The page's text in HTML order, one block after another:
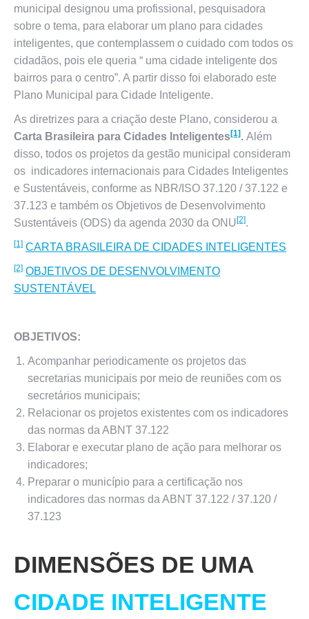
municipal designou uma profissional, pesquisadora
sobre o tema, para elaborar um plano para cidades
inteligentes, que contemplassem o cuidado com todos os
cidadãos, pois ele queria “ uma cidade inteligente dos
bairros para o centro”. A partir disso foi elaborado este
Plano Municipal para Cidade Inteligente.
As diretrizes para a criação deste Plano, considerou a
Carta Brasileira para Cidades Inteligentes[1] . Além
disso, todos os projetos da gestão municipal consideram
os indicadores internacionais para Cidades Inteligentes
e Sustentáveis, conforme as NBR/ISO 37.120 / 37.122 e
37.123 e também os Objetivos de Desenvolvimento
Sustentáveis (ODS) da agenda 2030 da ONU[2].
[1] CARTA BRASILEIRA DE CIDADES INTELIGENTES
[2] OBJETIVOS DE DESENVOLVIMENTO
SUSTENTÁVEL
OBJETIVOS:
Acompanhar periodicamente os projetos das
secretarias municipais por meio de reuniões com os
secretários municipais;
Relacionar os projetos existentes com os indicadores
das normas da ABNT 37.122
Elaborar e executar plano de ação para melhorar os
indicadores;
Preparar o município para a certificação nos
indicadores das normas da ABNT 37.122 / 37.120 /
37.123
DIMENSÕES DE UMA
CIDADE INTELIGENTE